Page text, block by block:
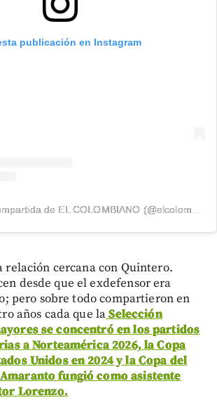
publicación en Instagram
relación cercana con Quintero.
desde que el exdefensor era
pero sobre todo compartieron en
años cada que laSelección
se concentró en los partidos
a Norteamérica 2026, la Copa
Unidos en 2024 y la Copa del
fungió como asistente
Lorenzo.